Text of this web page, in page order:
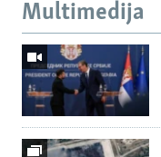
Multimedija